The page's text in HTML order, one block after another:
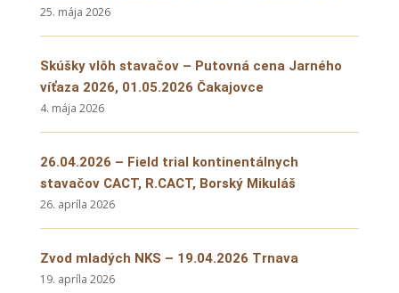
25. mája 2026
Skúšky vlôh stavačov – Putovná cena Jarného
víťaza 2026, 01.05.2026 Čakajovce
4. mája 2026
26.04.2026 – Field trial kontinentálnych
stavačov CACT, R.CACT, Borský Mikuláš
26. apríla 2026
Zvod mladých NKS – 19.04.2026 Trnava
19. apríla 2026